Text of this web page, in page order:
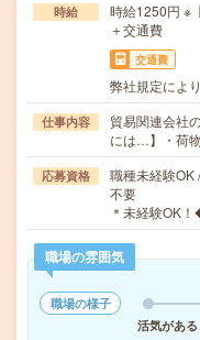
時給
時給1250円 ※
＋交通費
交通費
弊社規定によ
仕事内容
貿易関連会社
には…】・荷
応募資格
職種未経験OK
不要
＊未経験OK
職場の雰囲気
職場の様子
活気がある